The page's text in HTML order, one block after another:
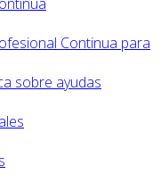
Continua para
sobre ayudas